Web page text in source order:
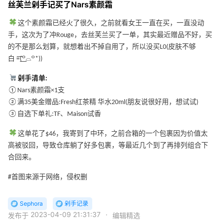
丝芙兰剁手记买了Nars素颜霜
这个素颜霜已经火了很久，之前就看女王一直在买，一直没动
手，这次为了冲Rouge，去丝芙兰买了一单，其实最近赠品不好，买
的不是那么划算，就想着出不掉自用了，所以没买L0(皮肤不够
白 =͟͟͞͞(꒪⌓꒪*))
剁手清单:
①Nars素颜霜×1支
②满35美金赠品:Fresh红茶精 华水20ml(朋友说很好用，想试试)
③自选下单礼:TF、Maison试香
这单花了$46，我寄到了中环，之前合箱的一个包裹因为价值太
高被驳回，导致仓库躺了好多包裹，等最近几个到了再排列组合下
合回来。
#首图来源于网络，侵权删
Sephora 剁手记录
发布于 2023-04-09 21:31:37 · 编辑精选